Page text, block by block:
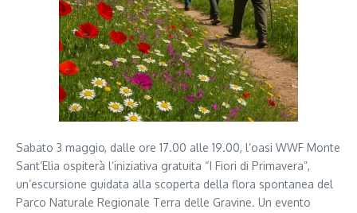
Sabato 3 maggio, dalle ore 17.00 alle 19.00, l’oasi WWF Monte
Sant’Elia ospiterà l’iniziativa gratuita “I Fiori di Primavera”,
un’escursione guidata alla scoperta della flora spontanea del
Parco Naturale Regionale Terra delle Gravine. Un evento